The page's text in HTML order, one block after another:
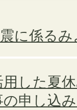
に係る
した夏
申し込